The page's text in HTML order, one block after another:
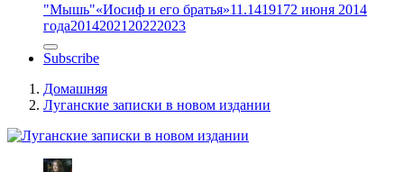
"Мышь"«Иосиф и его братья»11.1419172 июня 2014
года2014202120222023
Subscribe
Домашняя
Луганские записки в новом издании